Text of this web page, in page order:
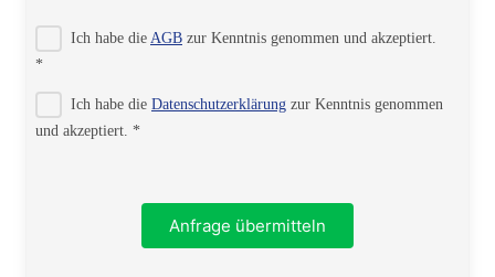
Ich habe die AGB zur Kenntnis genommen und akzeptiert.
*
Ich habe die Datenschutzerklärung zur Kenntnis genommen
und akzeptiert. *
Anfrage übermitteln